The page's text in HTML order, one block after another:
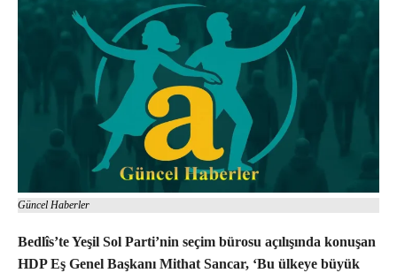
Güncel Haberler
Bedlîs’te Yeşil Sol Parti’nin seçim bürosu açılışında konuşan
HDP Eş Genel Başkanı Mithat Sancar, ‘Bu ülkeye büyük